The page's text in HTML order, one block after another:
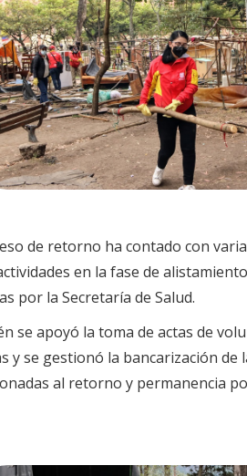
de retorno ha contado con
en la fase de
por la Secretaría de Salud.
se apoyó la toma de actas de
y se gestionó la bancarización
al retorno y permanencia